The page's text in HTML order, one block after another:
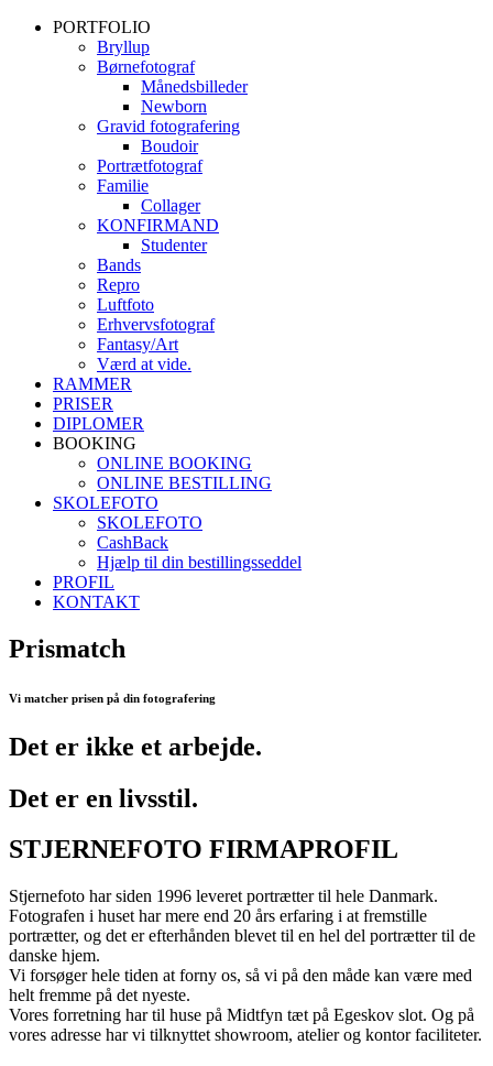
PORTFOLIO
Bryllup
Børnefotograf
Månedsbilleder
Newborn
Gravid fotografering
Boudoir
Portrætfotograf
Familie
Collager
KONFIRMAND
Studenter
Bands
Repro
Luftfoto
Erhvervsfotograf
Fantasy/Art
Værd at vide.
RAMMER
PRISER
DIPLOMER
BOOKING
ONLINE BOOKING
ONLINE BESTILLING
SKOLEFOTO
SKOLEFOTO
CashBack
Hjælp til din bestillingsseddel
PROFIL
KONTAKT
Prismatch
Vi matcher prisen på din fotografering
Det er ikke et arbejde.
Det er en livsstil.
STJERNEFOTO FIRMAPROFIL
Stjernefoto har siden 1996 leveret portrætter til hele Danmark.
Fotografen i huset har mere end 20 års erfaring i at fremstille
portrætter, og det er efterhånden blevet til en hel del portrætter til de
danske hjem.
Vi forsøger hele tiden at forny os, så vi på den måde kan være med
helt fremme på det nyeste.
Vores forretning har til huse på Midtfyn tæt på Egeskov slot. Og på
vores adresse har vi tilknyttet showroom, atelier og kontor faciliteter.